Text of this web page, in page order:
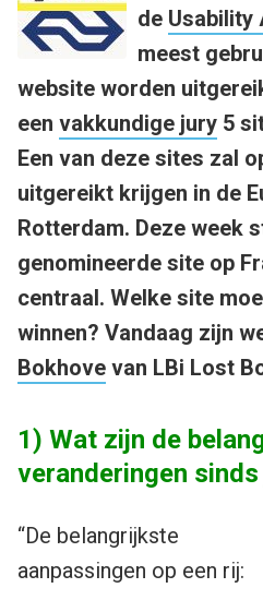
de Usability
meest
website worden
een vakkundige jury 5
Een van deze sites zal
uitgereikt krijgen in de
Rotterdam. Deze week
genomineerde site op
centraal. Welke site
winnen? Vandaag zijn
Bokhove van LBi Lost
1) Wat zijn de
veranderingen
“De belangrijkste
aanpassingen op een rij: